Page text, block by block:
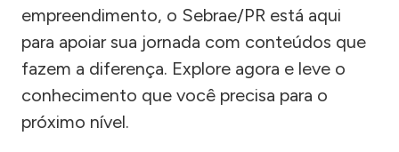
empreendimento, o Sebrae/PR está aqui
para apoiar sua jornada com conteúdos que
fazem a diferença. Explore agora e leve o
conhecimento que você precisa para o
próximo nível.